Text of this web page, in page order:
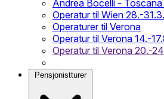
Andrea Bocelli -
Operatur til Wien 28.-
Operaturer til Verona
Operatur til Verona 14.-
Operatur til Verona 20.-
Pensjonistturer